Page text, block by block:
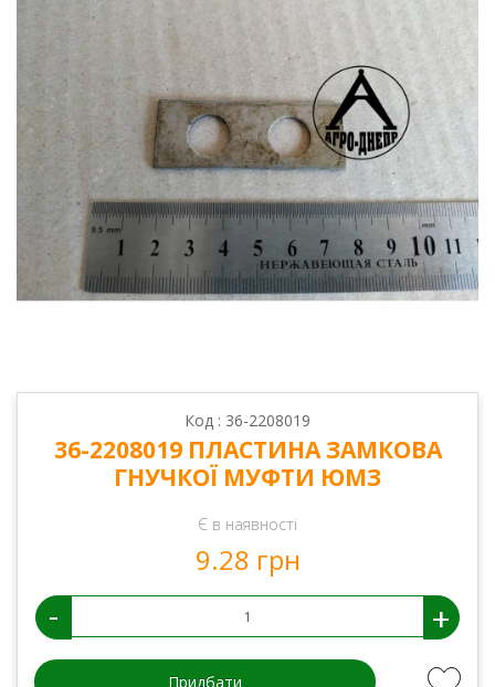
Код : 36-2208019
36-2208019 ПЛАСТИНА ЗАМКОВА
ГНУЧКОЇ МУФТИ ЮМЗ
Є в наявності
9.28 грн
- +
Придбати